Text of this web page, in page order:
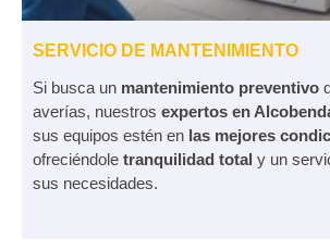
SERVICIO DE MANTENIMIENTO
Si busca un mantenimiento preventivo
averías, nuestros expertos en
sus equipos estén en las mejores
ofreciéndole tranquilidad total y un
sus necesidades.